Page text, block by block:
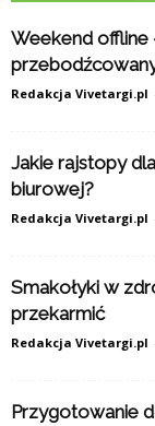
Weekend
Redakcja Vivetargi.pl
Jakie rajstopy
biurowej?
Redakcja Vivetargi.pl
Smakołyki w
przekarmić
Redakcja Vivetargi.pl
Przygotowanie